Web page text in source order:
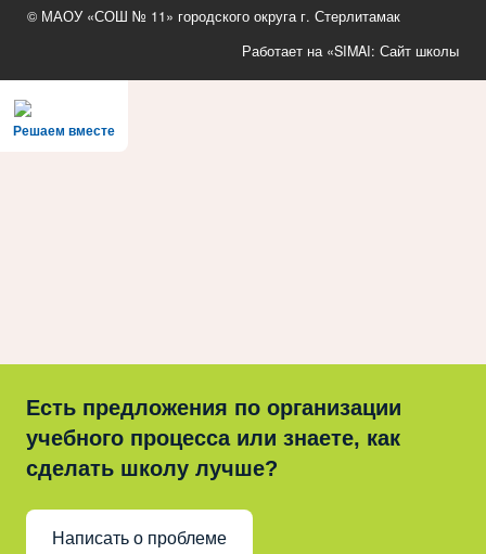
© МАОУ «СОШ № 11» городского округа г. Стерлитамак
Работает на «SIMAI: Сайт школы
Решаем вместе
Есть предложения по организации
учебного процесса или знаете, как
сделать школу лучше?
Написать о проблеме